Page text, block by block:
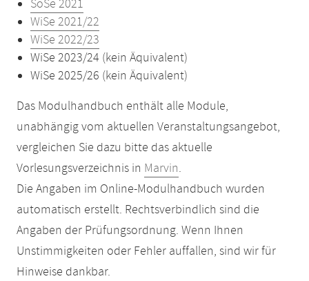
SoSe 2021
WiSe 2021/22
WiSe 2022/23
WiSe 2023/24 (kein Äquivalent)
WiSe 2025/26 (kein Äquivalent)
Das Modulhandbuch enthält alle Module,
unabhängig vom aktuellen Veranstaltungsangebot,
vergleichen Sie dazu bitte das aktuelle
Vorlesungsverzeichnis in Marvin.
Die Angaben im Online-Modulhandbuch wurden
automatisch erstellt. Rechtsverbindlich sind die
Angaben der Prüfungsordnung. Wenn Ihnen
Unstimmigkeiten oder Fehler auffallen, sind wir für
Hinweise dankbar.